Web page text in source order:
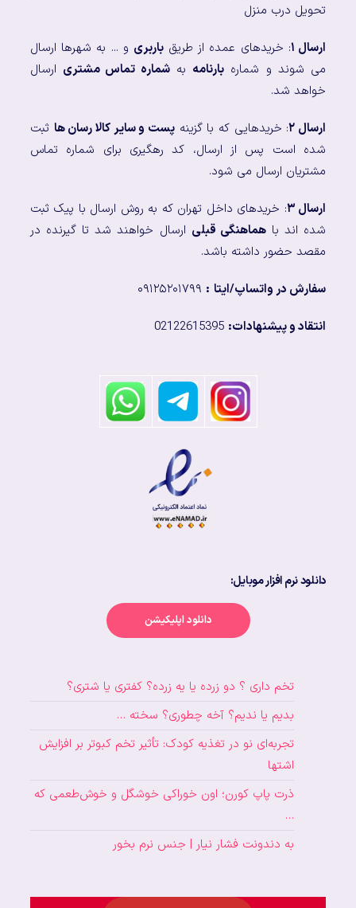
تحویل درب منزل
ارسال ۱ : خریدهای عمده از طریقباربری و ... به شهرها ارسال
می شوند و شماره بارنامه بهشماره تماس مشتری ارسال
خواهد شد.
ارسال ۲ : خریدهایی که با گزینه پست و سایر کالا رسان ها ثبت
شده است پس از ارسال، کد رهگیری برای شماره تماس
مشتریان ارسال می شود.
ارسال ۳
: خریدهای داخل تهران که به روش ارسال با پیک ثبت
شده اند باهماهنگی قبلی ارسال خواهند شد تا گیرنده در
مقصد حضور داشته باشد.
سفارش در واتساپ/ایتا :
انتقاد و پیشنهادات:
دانلود نرم افزار موبایل:
دانلود اپلیکیشن
تخم داری ؟ دو زرده یا یه زرده؟ کفتری یا شتری؟
بدیم یا ندیم؟ آخه چطوری؟ سخته …
تجربه‌ای نو در تغذیه کودک: تأثیر تخم کبوتر بر افزایش
اشتها
ذرت پاپ کورن؛ اون خوراکی خوشگل و خوش‌طعمی که
…
به دندونت فشار نیار | جنس نرم بخور